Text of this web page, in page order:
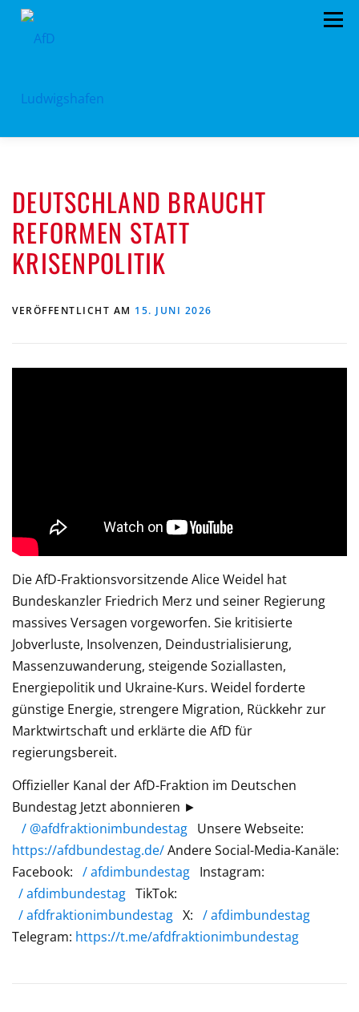
Zum
Menü
PROGRAMM KONTAKT SPENDEN
DEUTSCHLAND BRAUCHT
REFORMEN STATT
KRISENPOLITIK
VERÖFFENTLICHT AM 15. JUNI 2026
Die AfD-Fraktionsvorsitzende Alice Weidel hat
Bundeskanzler Friedrich Merz und seiner Regierung
massives Versagen vorgeworfen. Sie kritisierte
Jobverluste, Insolvenzen, Deindustrialisierung,
Massenzuwanderung, steigende Soziallasten,
Energiepolitik und Ukraine-Kurs. Weidel forderte
günstige Energie, strengere Migration, Rückkehr zur
Marktwirtschaft und erklärte die AfD für
regierungsbereit.
Offizieller Kanal der AfD-Fraktion im Deutschen
Bundestag Jetzt abonnieren ►
/ @afdfraktionimbundestag Unsere Webseite:
https://afdbundestag.de/Andere Social-Media-Kanäle:
Facebook: / afdimbundestag Instagram:
/ afdimbundestag TikTok:
/ afdfraktionimbundestag X: / afdimbundestag
Telegram: https://t.me/afdfraktionimbundestag